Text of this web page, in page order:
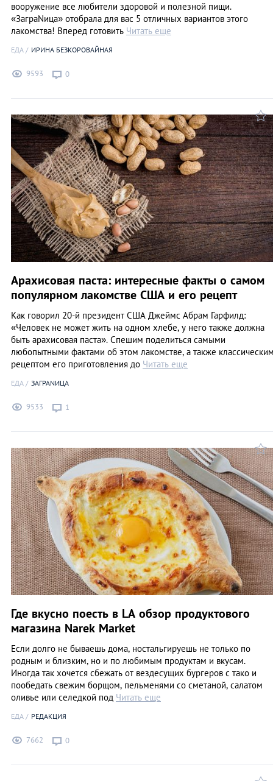
вооружение все любители здоровой и полезной пищи.
«ЗаграNица» отобрала для вас 5 отличных вариантов этого
лакомства! Вперед готовить Читать еще
ЕДА ИРИНА БЕЗКОРОВАЙНАЯ
9593 0
Арахисовая паста: интересные факты о самом
популярном лакомстве США и его рецепт
Как говорил 20-й президент США Джеймс Абрам Гарфилд:
«Человек не может жить на одном хлебе, у него также должна
быть арахисовая паста». Cпешим поделиться самыми
любопытными фактами об этом лакомстве, а также
рецептом его приготовления до Читать еще
ЕДА ЗАГРАNИЦА
9533 1
Где вкусно поесть в LA обзор продуктового
магазина Narek Market
Если долго не бываешь дома, ностальгируешь не только по
родным и близким, но и по любимым продуктам и вкусам.
Иногда так хочется сбежать от вездесущих бургеров с тако и
пообедать свежим борщом, пельменями со сметаной, салатом
оливье или селедкой под Читать еще
ЕДА РЕДАКЦИЯ
7662 0